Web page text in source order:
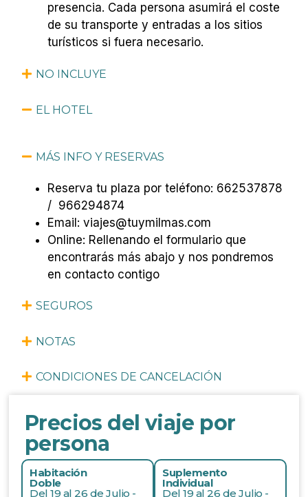
presencia. Cada persona asumirá el coste
de su transporte y entradas a los sitios
turísticos si fuera necesario.
NO INCLUYE
EL HOTEL
MÁS INFO Y RESERVAS
Reserva tu plaza por teléfono: 662537878
/ 966294874
Email: viajes@tuymilmas.com
Online: Rellenando el formulario que
encontrarás más abajo y nos pondremos
en contacto contigo
SEGUROS
NOTAS
CONDICIONES DE CANCELACIÓN
Precios del viaje por
persona
Habitación
Doble
Del 19 al 26 de Julio -
Suplemento
Individual
Del 19 al 26 de Julio -